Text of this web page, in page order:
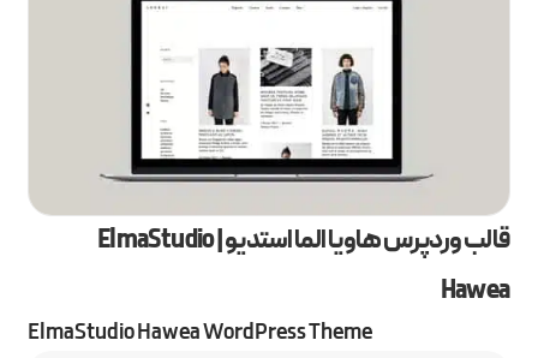
قالب وردپرس هاویا الما استدیو | ElmaStudio
Hawea
ElmaStudio Hawea WordPress Theme